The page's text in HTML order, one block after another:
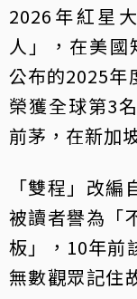
2026年紅星
人」，在美國
公布的2025年
榮獲全球第3
前茅，在新加
「雙程」改
被讀者譽為「
板」，10年前
無數觀眾記住